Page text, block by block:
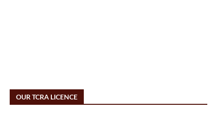
OUR TCRA LICENCE